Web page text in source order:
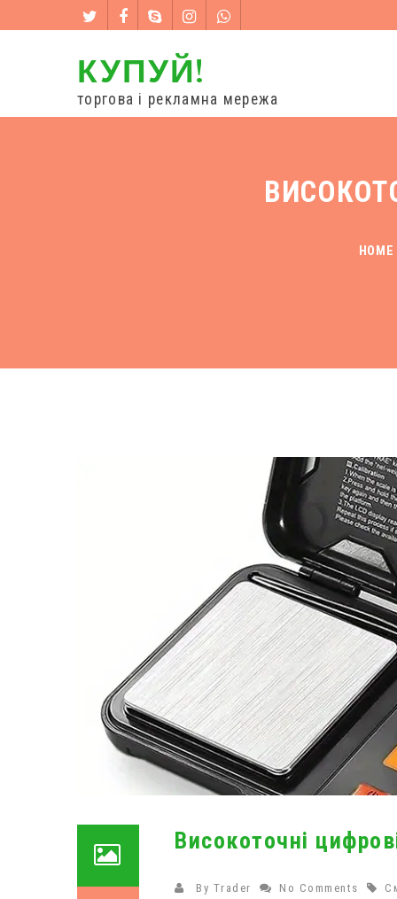
КУПУЙ!
торгова і рекламна мережа
HOME
Високоточні
By Trader No Comments